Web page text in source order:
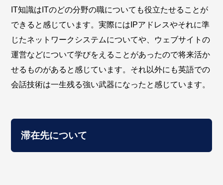
IT知識はITのどの分野の職についても役立たせることが
できると感じています。実際にはIPアドレスやそれに準
じたネットワークシステムについてや、ウェブサイトの
運営などについて学びをえることがあったので将来活か
せるものがあると感じています。それ以外にも英語での
会話技術は一生残る強い武器になったと感じています。
滞在先について